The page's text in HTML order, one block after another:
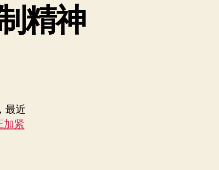
精神
最近
加紧